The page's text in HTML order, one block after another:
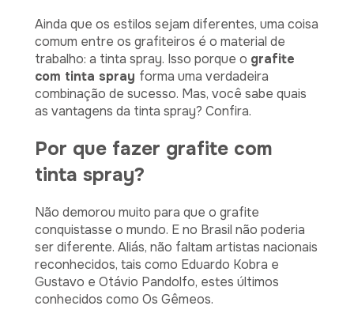
Ainda que os estilos sejam diferentes, uma coisa
comum entre os grafiteiros é o material de
trabalho: a tinta spray. Isso porque o grafite
com tinta spray forma uma verdadeira
combinação de sucesso. Mas, você sabe quais
as vantagens da tinta spray? Confira.
Por que fazer grafite com
tinta spray?
Não demorou muito para que o grafite
conquistasse o mundo. E no Brasil não poderia
ser diferente. Aliás, não faltam artistas nacionais
reconhecidos, tais como Eduardo Kobra e
Gustavo e Otávio Pandolfo, estes últimos
conhecidos como Os Gêmeos.